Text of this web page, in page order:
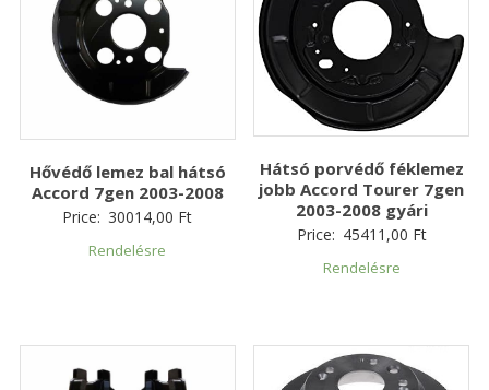
Hővédő lemez bal hátsó
Accord 7gen 2003-2008
Price: 30014,00 Ft
Rendelésre
Hátsó porvédő féklemez
jobb Accord Tourer 7gen
2003-2008 gyári
Price: 45411,00 Ft
Rendelésre